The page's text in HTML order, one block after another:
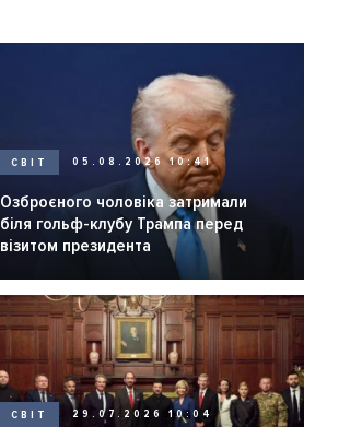
СВІТ 05.08.2026 10:41
Озброєного чоловіка затримали
біля гольф-клубу Трампа перед
візитом президента
СВІТ 29.07.2026 10:04